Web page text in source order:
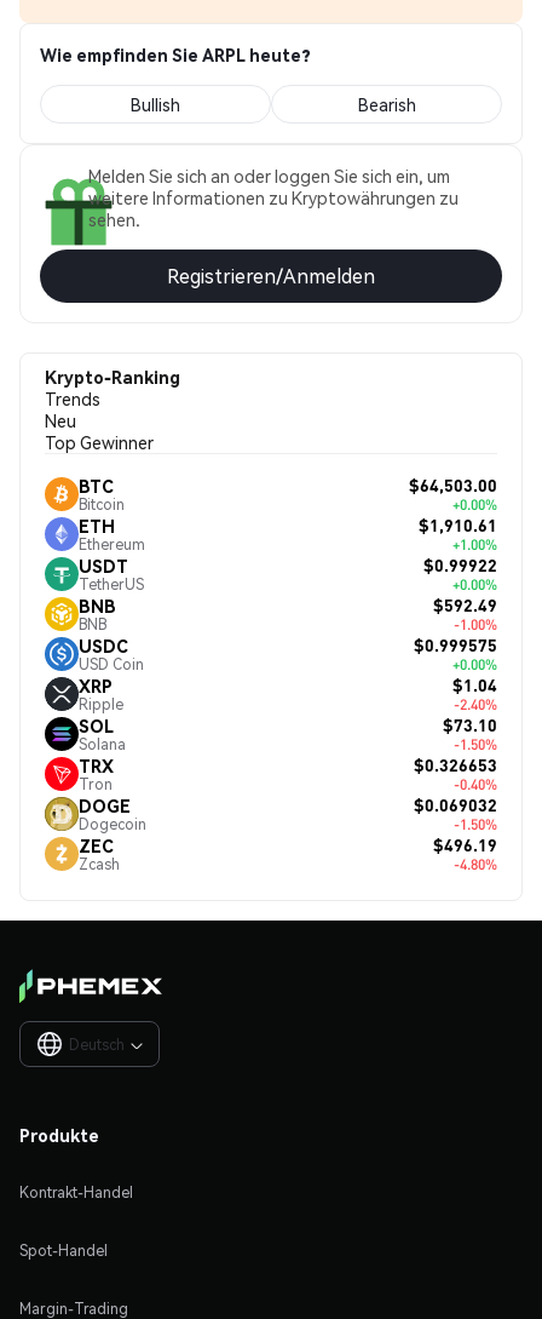
Wie empfinden Sie ARPL heute?
Bullish Bearish
Melden Sie sich an oder loggen Sie sich ein, um
weitere Informationen zu Kryptowährungen zu
sehen.
Registrieren/Anmelden
Krypto-Ranking
Trends
Neu
Top Gewinner
BTC
Bitcoin
$64,503.00
+0.00%
ETH
Ethereum
$1,910.61
+1.00%
USDT
TetherUS
$0.99922
+0.00%
BNB
BNB
$592.49
-1.00%
USDC
USD Coin
$0.999575
+0.00%
XRP
Ripple
$1.04
-2.40%
SOL
Solana
$73.10
-1.50%
TRX
Tron
$0.326653
-0.40%
DOGE
Dogecoin
$0.069032
-1.50%
ZEC
Zcash
$496.19
-4.80%
Deutsch 
Produkte
Kontrakt-Handel
Spot-Handel
Margin-Trading